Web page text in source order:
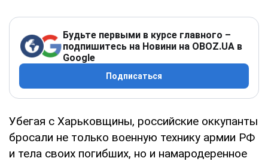
Будьте первыми в курсе главного –
подпишитесь на Новини на OBOZ.UA в
Google
Подписаться
Убегая с Харьковщины, российские оккупанты
бросали не только военную технику армии РФ
и тела своих погибших, но и намародеренное